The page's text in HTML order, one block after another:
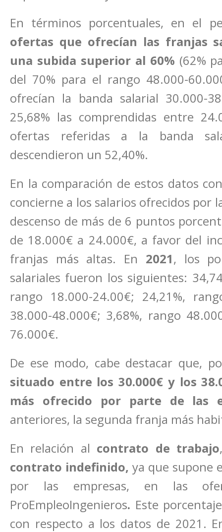
En términos porcentuales, en el
ofertas que ofrecían las franjas
una subida superior al 60% (62%
del 70% para el rango 48.000-
ofrecían la banda salarial 30.000-
25,68% las comprendidas entre
ofertas referidas a la banda
descendieron un 52,40%.
En la comparación de estos datos
concierne a los salarios ofrecidos por
descenso de más de 6 puntos
de 18.000€ a 24.000€, a favor del
franjas más altas. En 2021, los
salariales fueron los siguientes:
rango 18.000-24.00€; 24,21%,
38.000-48.000€; 3,68%, rango
76.000€.
De ese modo, cabe destacar que,
situado entre los 30.000€ y los
más ofrecido por parte de las
anteriores, la segunda franja más
En relación al contrato de trabajo
contrato indefinido, ya que supone
por las empresas, en las
ProEmpleoIngenieros. Este
con respecto a los datos de 2021.